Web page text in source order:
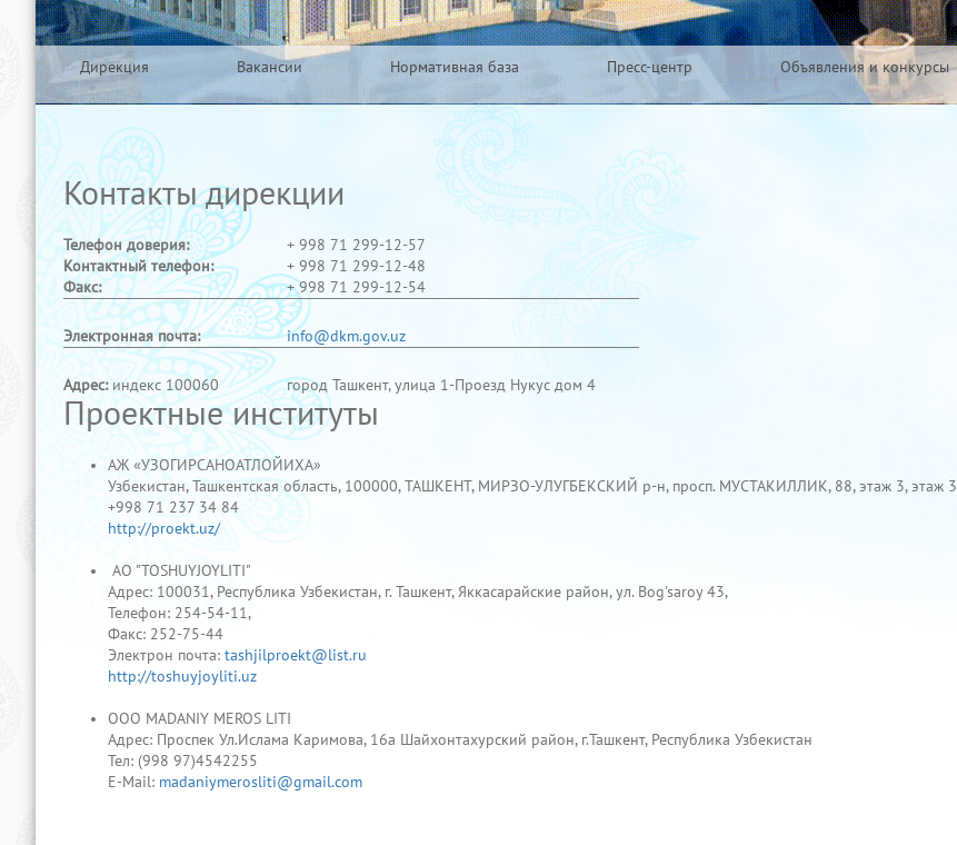
Дирекция Вакансии Нормативная база Пресс-центр Объявления и конкурсы
Контакты дирекции
Телефон доверия:
+ 998 71 299-12-57
Контактный телефон:
+ 998 71 299-12-48
Факс:
+ 998 71 299-12-54
Электронная почта: info@dkm.gov.uz
Адрес: индекс 100060 город Ташкент, улица 1-Проезд Нукус дом 4
Проектные институты
АЖ «УЗОГИРСАНОАТЛОЙИХА»
Узбекистан, Ташкентская область, 100000, ТАШКЕНТ, МИРЗО-УЛУГБЕКСКИЙ р-н, просп. МУСТАКИЛЛИК, 88, этаж 3, этаж 3
+998 71 237 34 84
http://proekt.uz/
AO "TOSHUYJOYLITI"
Адрес: 100031, Республика Узбекистан, г. Ташкент, Яккасарайские район, ул. Bog'saroy 43,
Телефон: 254-54-11,
Факс: 252-75-44
Электрон почта: tashjilproekt@list.ru
http://toshuyjoyliti.uz
ООО MADANIY MEROS LITI
Адрес: Проспек Ул.Ислама Каримова, 16а Шайхонтахурский район, г.Ташкент, Республика Узбекистан
Тел: (998 97)4542255
E-Mail: madaniymerosliti@gmail.com